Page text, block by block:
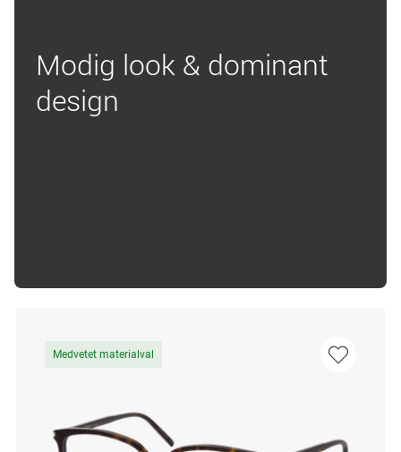
Modig look & dominant
design
Medvetet materialval